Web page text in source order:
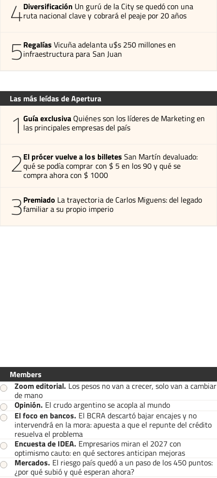
4Diversificación Un gurú de la City se quedó con una
ruta nacional clave y cobrará el peaje por 20 años
5Regalías Vicuña adelanta u$s 250 millones en
infraestructura para San Juan
Las más leídas de Apertura
1 Guía exclusiva Quiénes son los líderes de Marketing en
las principales empresas del país
2El prócer vuelve a los billetes San Martín devaluado:
qué se podía comprar con $ 5 en los 90 y qué se
compra ahora con $ 1000
3Premiado La trayectoria de Carlos Miguens: del legado
familiar a su propio imperio
Members
Zoom editorial. Los pesos no van a crecer, solo van a cambiar
de mano
Opinión. El crudo argentino se acopla al mundo
El foco en bancos. El BCRA descartó bajar encajes y no
intervendrá en la mora: apuesta a que el repunte del crédito
resuelva el problema
Encuesta de IDEA. Empresarios miran el 2027 con
optimismo cauto: en qué sectores anticipan mejoras
Mercados. El riesgo país quedó a un paso de los 450 puntos:
¿por qué subió y qué esperan ahora?